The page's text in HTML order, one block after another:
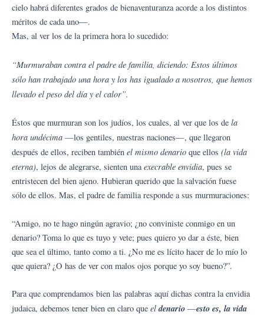
cielo habrá diferentes grados de bienaventuranza acorde a los distintos
méritos de cada uno—.
Mas, al ver los de la primera hora lo sucedido:
“Murmuraban contra el padre de familia, diciendo: Estos últimos
sólo han trabajado una hora y los has igualado a nosotros, que hemos
llevado el peso del día y el calor”.
Éstos que murmuran son los judíos, los cuales, al ver que los de la
hora undécima —los gentiles, nuestras naciones—, que llegaron
después de ellos, reciben también el mismo denario que ellos (la vida
eterna), lejos de alegrarse, sienten unaexecrable envidia, pues se
entristecen del bien ajeno. Hubieran querido que la salvación fuese
sólo de ellos. Mas, el padre de familia responde a sus murmuraciones:
“Amigo, no te hago ningún agravio; ¿no conviniste conmigo en un
denario? Toma lo que es tuyo y vete; pues quiero yo dar a éste, bien
que sea el último, tanto como a ti. ¿No me es lícito hacer de lo mío lo
que quiera? ¿O has de ver con malos ojos porque yo soy bueno?”.
Para que comprendamos bien las palabras aquí dichas contra la envidia
judaica, debemos tener bien en claro que eldenario —esto es, la vida